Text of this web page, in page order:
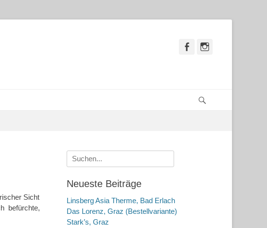
Facebook
Sicht
befürchte,
Suche
nach:
Neueste Beiträge
Linsberg Asia Therme, Bad Erlach
Das Lorenz, Graz (Bestellvariante)
Stark’s, Graz